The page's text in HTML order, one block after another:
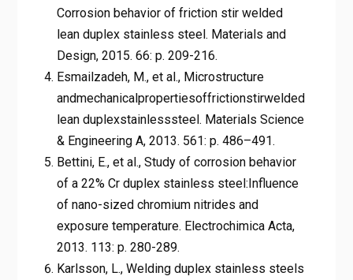
Corrosion behavior of friction stir welded
lean duplex stainless steel. Materials and
Design, 2015. 66: p. 209-216.
Esmailzadeh, M., et al., Microstructure
andmechanicalpropertiesoffrictionstirwelded
lean duplexstainlesssteel. Materials Science
& Engineering A, 2013. 561: p. 486–491.
Bettini, E., et al., Study of corrosion behavior
of a 22% Cr duplex stainless steel:Influence
of nano-sized chromium nitrides and
exposure temperature. Electrochimica Acta,
2013. 113: p. 280-289.
Karlsson, L., Welding duplex stainless steels